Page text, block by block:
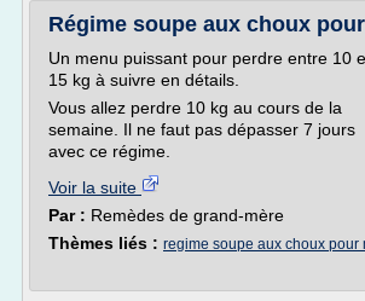
Régime soupe aux choux
Un menu puissant pour perdre entre 10
15 kg à suivre en détails.
Vous allez perdre 10 kg au cours de la
semaine. Il ne faut pas dépasser 7 jours
avec ce régime.
Voir la suite
Par : Remèdes de grand-mère
Thèmes liés : regime soupe aux choux pour